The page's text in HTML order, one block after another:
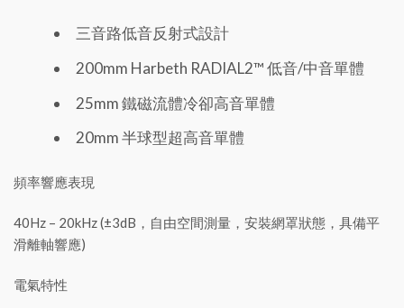
三音路低音反射式設計
200mm Harbeth RADIAL2™ 低音/中音單體
25mm 鐵磁流體冷卻高音單體
20mm 半球型超高音單體
頻率響應表現
40Hz – 20kHz (±3dB，自由空間測量，安裝網罩狀態，具備平
滑離軸響應)
電氣特性